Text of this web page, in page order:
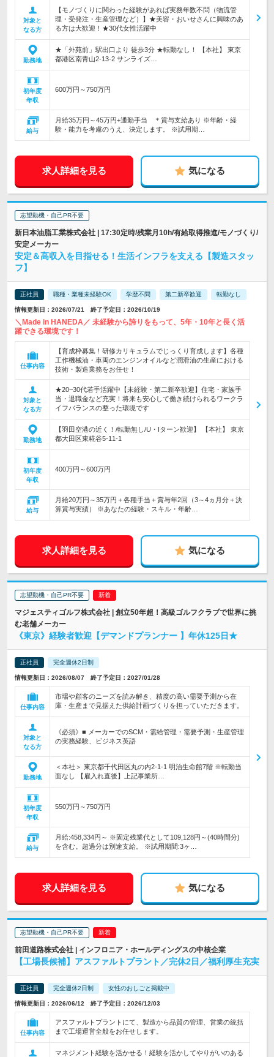
対象と
なる方
【モノづくりに関わった経験があれば実務年数不問（物流管
理・受発注・生産管理など）】★美容・おいせさんに興味のあ
る方は大歓迎！★30代女性活躍中
勤務地
★「外苑前」駅出口より 徒歩3分 ★転勤なし！ 【本社】 東京
都港区南青山2-13-2 サンライズ…
初年度
年収
600万円～750万円
給与
月給35万円～45万円+通勤手当 ＊賞与支給あり ※年齢・経
験・能力を考慮のうえ、決定します。 ※試用期…
求人詳細を見る 気になる
志望動機・自己PR不要
新日本油脂工業株式会社 | 17:30定時/残業月10h/有給取得推進/モノづくり/
安定メーカー
安定＆高収入を目指せる！生活インフラを支える【製造スタッ
フ】
正社員 職種・業種未経験OK 学歴不問 第二新卒歓迎 転勤なし
情報更新日：2026/07/21 終了予定日：2026/10/19
＼Made in HANEDA／ 未経験から誇りをもって、5年・10年と長く活
躍できる環境です！
仕事内容
【育成枠募集！研修カリキュラムでじっくり育成します】各種
工作機械油・車両のエンジンオイルなど潤滑油の生産における
技術・製造業務をお任せ！
対象と
なる方
★20~30代若手活躍中【未経験・第二新卒歓迎】住宅・家族手
当・退職金など充実！将来も安心して働き続けられるワークラ
イフバランスの整った環境です
勤務地
【羽田空港の近く！/転勤無し/U・Iターン歓迎】 【本社】 東京
都大田区東糀谷5-11-1
初年度
年収
400万円～600万円
給与
月給20万円～35万円＋各種手当＋賞与年2回（3～4ヵ月分＋決
算賞与実績） ※あなたの経験・スキル・年齢…
求人詳細を見る 気になる
志望動機・自己PR不要
マジェスティゴルフ株式会社 | 創立50年超！高級ゴルフクラブで世界に挑
む老舗メーカー
《東京》経験者歓迎【デマンドプランナー 】年休125日★
正社員 完全週休2日制
情報更新日：2026/08/07 終了予定日：2027/01/28
仕事内容
市場や顧客のニーズを読み解き、精度の高い需要予測から在
庫・生産まで見据えた供給計画づくりを担っていただきます。
対象と
なる方
《必須》■ メーカーでのSCM・需給管理・需要予測・生産管理
の実務経験、ビジネス英語
勤務地
＜本社＞ 東京都千代田区丸の内2-1-1 明治生命館7階 ※転勤当
面なし 【雇入れ直後】上記事業所…
初年度
年収
550万円～750万円
給与
月給:458,334円～ ※固定残業代として109,128円～(40時間分)
を含む。超過分は別途支給。 ※試用期間:3ヶ…
求人詳細を見る 気になる
志望動機・自己PR不要
前田道路株式会社 | インフロニア・ホールディングスの中核企業
【工場長候補】アスファルトプラント／完休2日／福利厚生充実
正社員 完全週休2日制 女性のおしごと掲載中
情報更新日：2026/06/12 終了予定日：2026/12/03
仕事内容
アスファルトプラントにて、製造から品質の管理、営業の統括
まで工場運営全般をお任せします。
マネジメント経験を活かせる！経験を活かしてやりがいのある